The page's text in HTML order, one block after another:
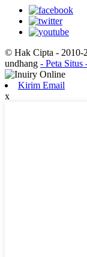
© Hak Cipta - 2010-
undhang - Peta Situs
Kirim Email
x